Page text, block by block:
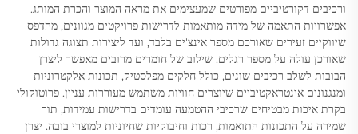
ורכיבים דקורטיביים מפורטים שמעצימים את מראה המוצר והכרת המותג.
אפשרויות התאמה של מידה מותאמות לדרישות פרויקטים מגוונים, מהדפס
שיווקיים זעירים שאורכם מספר אינצ'ים בלבד, ועד ליצירות תצוגה גדולות
שאורכן עולה על מספר רגלים. שילוב של חומרים מרובים מאפשר ליצרן
הבובות לשלב רכיבים שונים, כולל חלקים מפלסטיק, תכונות אלקטרוניות
ומנגנונים אינטראקטיביים שיוצרים חוויות משתמש מעוררות עניין. פרוטוקולי
בקרת איכות מבטיחים שרכיבי ההטמעה עומדים בדרישות עמידות, תוך
שמירה על התכונות התואמות, רכות וחיבוקיות שחיוניות למוצרי בובה. יצרן